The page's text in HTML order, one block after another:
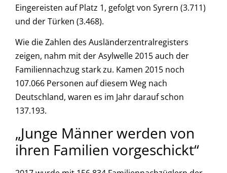
Eingereisten auf Platz 1, gefolgt von Syrern (3.711)
und der Türken (3.468).
Wie die Zahlen des Ausländerzentralregisters
zeigen, nahm mit der Asylwelle 2015 auch der
Familiennachzug stark zu. Kamen 2015 noch
107.066 Personen auf diesem Weg nach
Deutschland, waren es im Jahr darauf schon
137.193.
„Junge Männer werden von
ihren Familien vorgeschickt“